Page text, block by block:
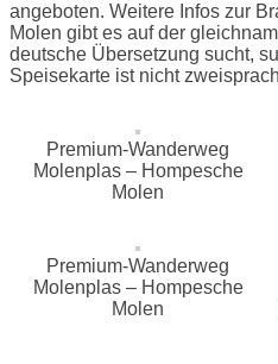
angeboten. Weitere Infos zur
Molen gibt es auf der
deutsche Übersetzung sucht,
Speisekarte ist nicht
Premium-Wanderweg
Molenplas – Hompesche
Molen
Premium-Wanderweg
Molenplas – Hompesche
Molen